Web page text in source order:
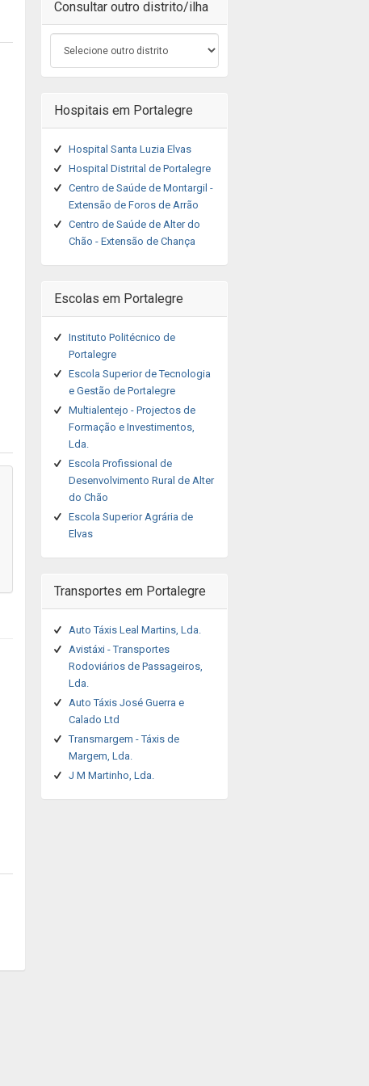
Consultar outro distrito/ilha
Hospitais em Portalegre
Hospital Santa Luzia Elvas
Hospital Distrital de Portalegre
Centro de Saúde de Montargil -
Extensão de Foros de Arrão
Centro de Saúde de Alter do
Chão - Extensão de Chança
Escolas em Portalegre
Instituto Politécnico de
Portalegre
Escola Superior de Tecnologia
e Gestão de Portalegre
Multialentejo - Projectos de
Formação e Investimentos,
Lda.
Escola Profissional de
Desenvolvimento Rural de Alter
do Chão
Escola Superior Agrária de
Elvas
Transportes em Portalegre
Auto Táxis Leal Martins, Lda.
Avistáxi - Transportes
Rodoviários de Passageiros,
Lda.
Auto Táxis José Guerra e
Calado Ltd
Transmargem - Táxis de
Margem, Lda.
J M Martinho, Lda.